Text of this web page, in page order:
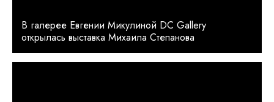
В галерее Евгении Микулиной DC Gallery
открылась выставка Михаила Степанова